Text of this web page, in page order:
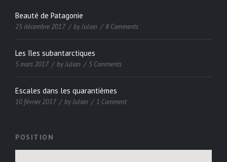
Beauté de Patagonie
25 décembre 2017 byJulian 8 Comments
Les îles subantarctiques
5 mars 2017 byJulian 5 Comments
Escales dans les quarantièmes
10 février 2017 byJulian 1 Comment
POSITION